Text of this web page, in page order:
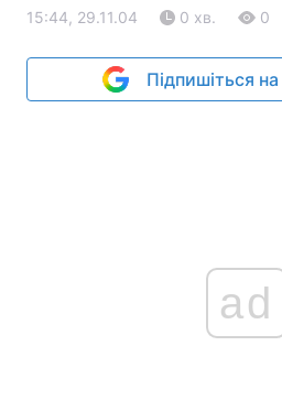
15:44, 29.11.04 0 хв. 0
Підпишіться
ad